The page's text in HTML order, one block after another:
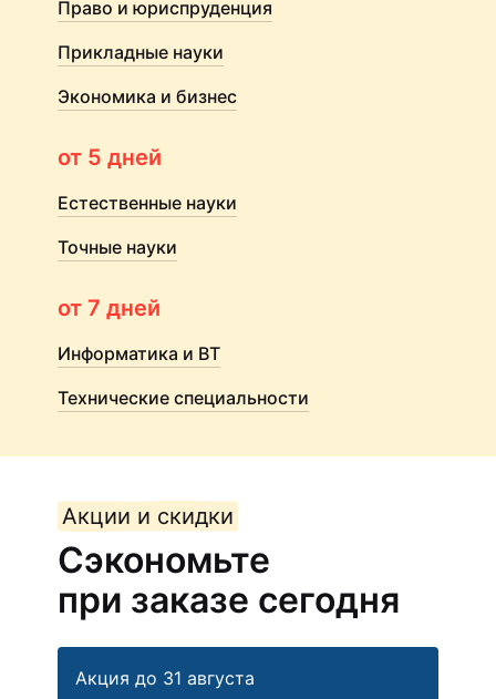
Право и юриспруденция
Прикладные науки
Экономика и бизнес
от 5 дней
Естественные науки
Точные науки
от 7 дней
Информатика и ВТ
Технические специальности
Акции и скидки
Сэкономьте
при заказе сегодня
Акция до 31 августа